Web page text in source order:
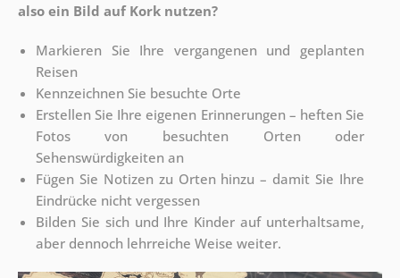
also ein Bild auf Kork nutzen?
Markieren Sie Ihre vergangenen und geplanten
Reisen
Kennzeichnen Sie besuchte Orte
Erstellen Sie Ihre eigenen Erinnerungen – heften Sie
Fotos von besuchten Orten oder
Sehenswürdigkeiten an
Fügen Sie Notizen zu Orten hinzu – damit Sie Ihre
Eindrücke nicht vergessen
Bilden Sie sich und Ihre Kinder auf unterhaltsame,
aber dennoch lehrreiche Weise weiter.